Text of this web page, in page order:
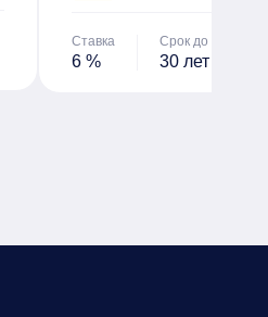
Ставка
6 %
Срок до
30 лет